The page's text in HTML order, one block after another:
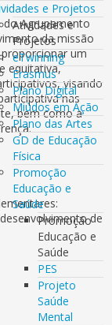
e Projetos
Atividades e
Projetos
eTwinning
Erasmus
Plano Digital
Miúdos em Ação
Plano das Artes
GD de Educação
Física
Promoção
Educação e
Saúde
Promoção
Educação e
Saúde
PES
Projeto
Saúde
Mental
do Agrupamento
da missão
um
equitativa,
visando
nas
bem como a
de